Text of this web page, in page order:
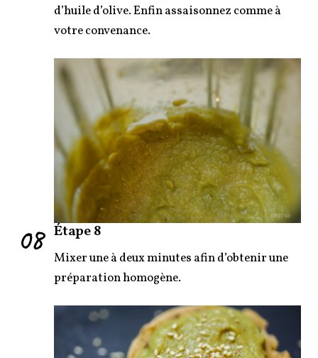
d’huile d’olive. Enfin assaisonnez comme à
votre convenance.
08 Étape 8
Mixer une à deux minutes afin d’obtenir une
préparation homogène.